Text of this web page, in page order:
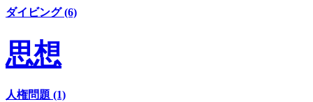
ダイビング (6)
思想
人権問題 (1)